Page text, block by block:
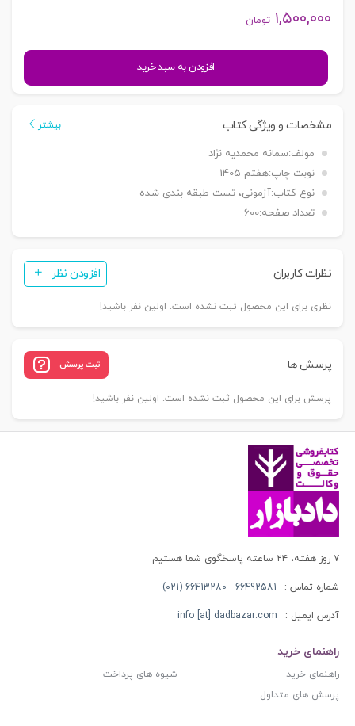
۱,۵۰۰,۰۰۰ تومان
مجموعه
سوالات
خاص
و
جزایی
(مطابق
اطلاعیه
محمدیه
عدد
افزودن به سبد خرید
مشخصات و ویژگی کتاب بیشتر
مولف:سمانه محمدیه نژاد
نوبت چاپ:هفتم 1405
نوع کتاب:آزمونی، تست طبقه بندی شده
تعداد صفحه:600
نظرات کاربران افزودن نظر
نظری برای این محصول ثبت نشده است. اولین نفر باشید!
پرسش ها ثبت پرسش
پرسش برای این محصول ثبت نشده است. اولین نفر باشید!
۷ روز هفته، ۲۴ ساعته پاسخگوی شما هستیم
شماره تماس : 66492581 - 66413280 (021)
آدرس ایمیل : info [at] dadbazar.com
راهنمای خرید
راهنمای خرید
شیوه های پرداخت
پرسش های متداول